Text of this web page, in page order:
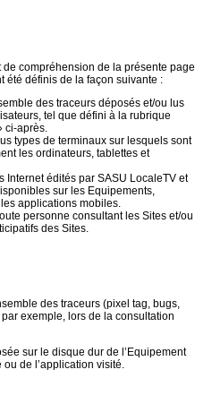
compréhension de la présente page
été définis de la façon suivante :
des traceurs déposés et/ou lus
tel que défini à la rubrique
ci-après.
types de terminaux sur lesquels sont
les ordinateurs, tablettes et
Internet édités par SASU LocaleTV et
sur les Equipements,
applications mobiles.
personne consultant les Sites et/ou
des Sites.
des traceurs (pixel tag, bugs,
exemple, lors de la consultation
sur le disque dur de l’Equipement
de l’application visité.